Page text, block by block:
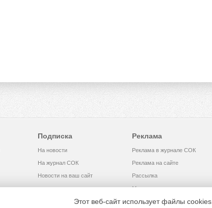
Подписка
На новости
На журнал СОК
Новости на ваш сайт
Реклама
Реклама в журнале СОК
Реклама на сайте
Рассылка
Медиакит
Этот веб-сайт использует файлы cookies.